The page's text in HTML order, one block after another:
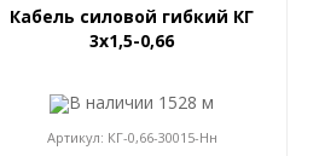
Кабель силовой гибкий КГ
3x1,5-0,66
В наличии 1528 м
Артикул: КГ-0,66-30015-Нн